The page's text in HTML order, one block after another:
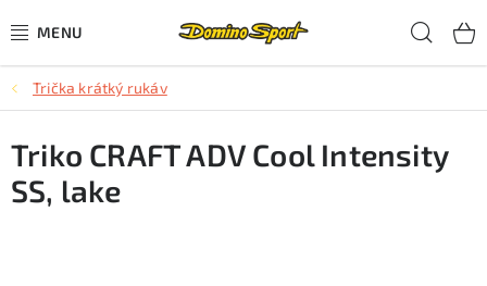
na
CYKLISTIKA
SJEZDOVÉ LYŽOVÁNÍ
SKIALPOVÉ LYŽOVÁNÍ
Trička krátký rukáv
Triko CRAFT ADV Cool Intensity
SS, lake